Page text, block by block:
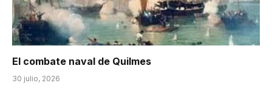
El combate naval de Quilmes
30 julio, 2026